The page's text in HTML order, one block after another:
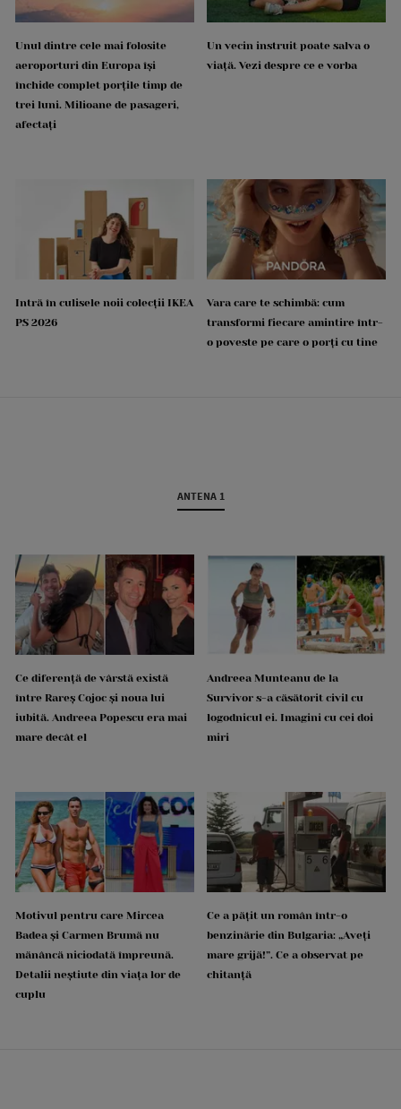
Unul dintre cele mai folosite
aeroporturi din Europa își
închide complet porțile timp de
trei luni. Milioane de pasageri,
afectați
Un vecin instruit poate salva o
viață. Vezi despre ce e vorba
Intră în culisele noii colecții IKEA
PS 2026
Vara care te schimbă: cum
transformi fiecare amintire într-
o poveste pe care o porți cu tine
ANTENA 1
Ce diferență de vârstă există
între Rareș Cojoc și noua lui
iubită. Andreea Popescu era mai
mare decât el
Andreea Munteanu de la
Survivor s-a căsătorit civil cu
logodnicul ei. Imagini cu cei doi
miri
Motivul pentru care Mircea
Badea și Carmen Brumă nu
mănâncă niciodată împreună.
Detalii neștiute din viața lor de
cuplu
Ce a pățit un român într-o
benzinărie din Bulgaria: „Aveți
mare grijă!”. Ce a observat pe
chitanță